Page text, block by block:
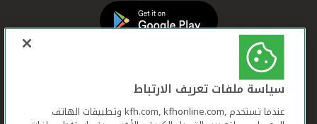
سياسة ملفات تعريف الارتباط
عندما تستخدم ,kfh.com, kfhonline.com وتطبيقات الهاتف